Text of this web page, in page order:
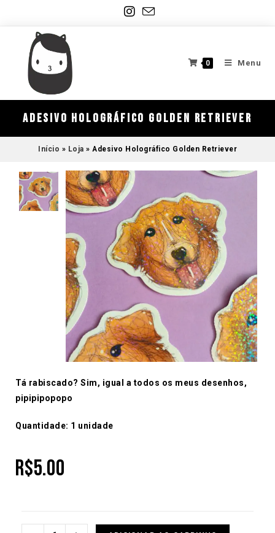
0 Menu
Adesivo Holográfico Golden Retriever
Início » Loja » Adesivo Holográfico Golden Retriever
Tá rabiscado? Sim, igual a todos os meus desenhos,
pipipipopopo
Quantidade: 1 unidade
R$5.00